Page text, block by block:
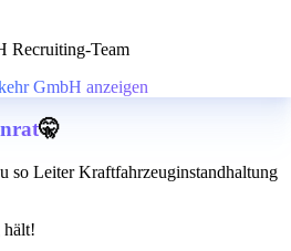
Recruiting-Team
GmbH anzeigen
🤫
so Leiter Kraftfahrzeuginstandhaltung
hält!